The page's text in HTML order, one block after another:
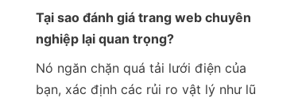
Tại sao đánh giá trang web chuyên
nghiệp lại quan trọng?
Nó ngăn chặn quá tải lưới điện của
bạn, xác định các rủi ro vật lý như lũ